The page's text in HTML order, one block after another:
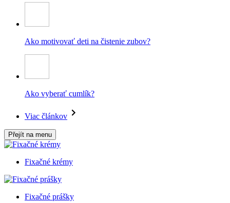
Ako motivovať deti na čistenie zubov?
Ako vyberať cumlík?
Viac článkov
Přejít na menu
Fixačné krémy
Fixačné prášky